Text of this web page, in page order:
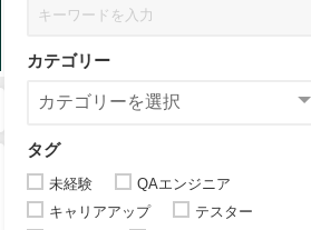
【徹底比較】現役管理職が教え
おすすめ資格6選
2023年1月21日
カテゴリー
タグ
未経験
QAエンジニア
キャリアアップ
テスター